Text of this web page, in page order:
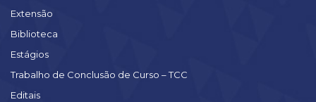
Extensão
Biblioteca
Estágios
Trabalho de Conclusão de Curso – TCC
Editais